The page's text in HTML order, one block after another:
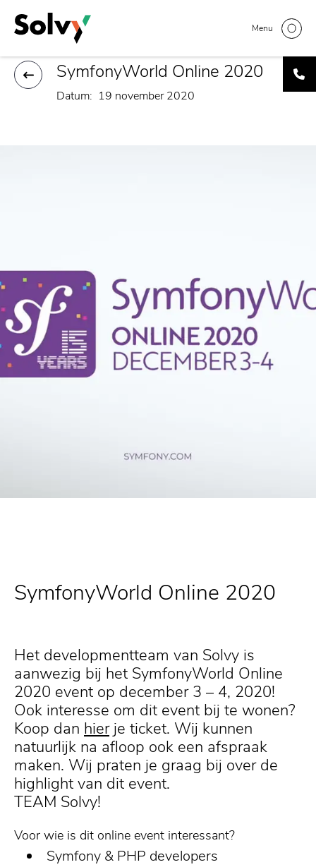
naar
de
inhoud
gaan
Menu
Kruimelpad
Home Artikelen SymfonyWorld Online 2020
SymfonyWorld Online 2020
Datum 19 november 2020
SymfonyWorld Online 2020
Het developmentteam van Solvy is
aanwezig bij het SymfonyWorld Online
2020 event op december 3 – 4, 2020!
Ook interesse om dit event bij te wonen?
Koop dan hierje ticket. Wij kunnen
natuurlijk na afloop ook een afspraak
maken. Wij praten je graag bij over de
highlight van dit event.
TEAM Solvy!
Voor wie is dit online event interessant?
Symfony & PHP developers